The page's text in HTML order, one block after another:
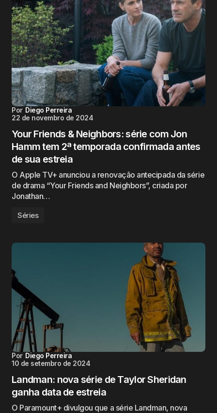
Por Diego Perreira
22 de novembro de 2024
Your Friends & Neighbors: série com Jon
Hamm tem 2ª temporada confirmada antes
de sua estreia
O Apple TV+ anunciou a renovação antecipada da série
de drama “Your Friends and Neighbors”, criada por
Jonathan…
Séries
Por Diego Perreira
10 de setembro de 2024
Landman: nova série de Taylor Sheridan
ganha data de estreia
O Paramount+ divulgou que a série Landman, nova